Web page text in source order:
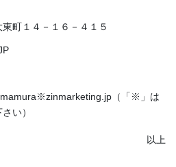
町１４－１６－４１５
（「※」は
い）
以上